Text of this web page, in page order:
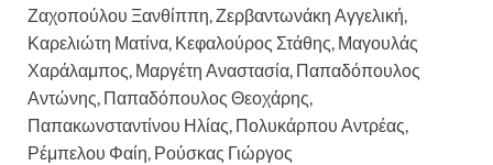
Ζαχοπούλου Ξανθίππη, Ζερβαντωνάκη Αγγελική,
Καρελιώτη Ματίνα, Κεφαλούρος Στάθης, Μαγουλάς
Χαράλαμπος, Μαργέτη Αναστασία, Παπαδόπουλος
Αντώνης, Παπαδόπουλος Θεοχάρης,
Παπακωνσταντίνου Ηλίας, Πολυκάρπου Αντρέας,
Ρέμπελου Φαίη, Ρούσκας Γιώργος